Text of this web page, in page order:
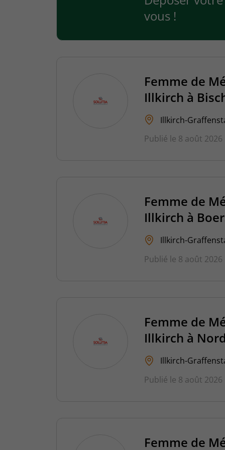
vous !
Femme de
Illkirch à
Illkirch-
Publié le 8 août 2026
Femme de
Illkirch à
Illkirch-
Publié le 8 août 2026
Femme de
Illkirch à
Illkirch-
Publié le 8 août 2026
Femme de